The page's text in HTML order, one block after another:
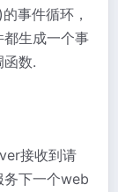
事件循环，
生成一个事
数.
接收到请
务下一个web